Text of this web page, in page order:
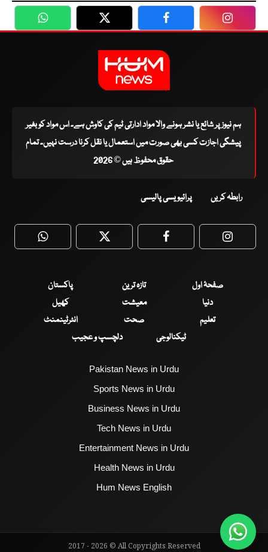
WhatsApp Twitter Facebook
ہم نیوز پر شائع یا نشر ہونے والا مواد ادارتی ٹیم کی کاوش ہے۔ اس مواد کو بغیر
پیشگی اجازت کسی بھی صورت میں استعمال یا نقل کرنا درست نہیں۔ تمام
حقوق محفوظ ہیں © 2026
رابطہ کریں پرائیویسی پالیسی
WhatsApp Twitter Facebook
صفحۂ اول تازہ ترین
پاکستان
دنیا
معیشت
کھیل
تعلیم
صحت
انٹرٹینمنٹ
ٹیکنالوجی
دلچسپ و عجیب
Pakistan News in Urdu
Sports News in Urdu
Business News in Urdu
Tech News in Urdu
Entertainment News in Urdu
Health News in Urdu
Hum News English
2017 - 2026 © All Copyrights Reserved